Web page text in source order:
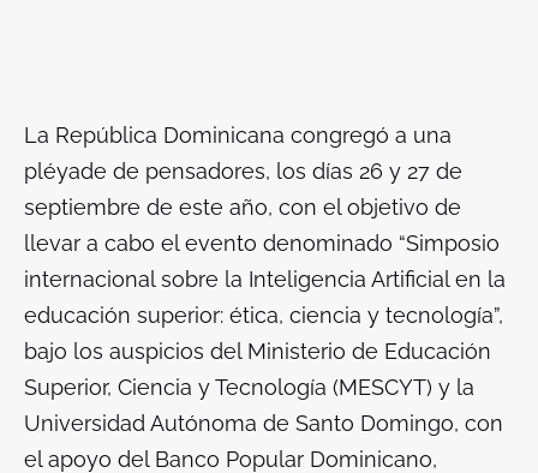
La República Dominicana congregó a una
pléyade de pensadores, los días 26 y 27 de
septiembre de este año, con el objetivo de
llevar a cabo el evento denominado “Simposio
internacional sobre la Inteligencia Artificial en la
educación superior: ética, ciencia y tecnología”,
bajo los auspicios del Ministerio de Educación
Superior, Ciencia y Tecnología (MESCYT) y la
Universidad Autónoma de Santo Domingo, con
el apoyo del Banco Popular Dominicano,